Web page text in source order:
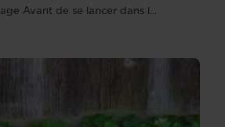
Avant de se lancer dans l...
désherber efficacement une grande